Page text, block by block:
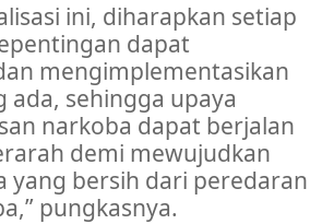
ini, diharapkan setiap
dapat
mengimplementasikan
ada, sehingga upaya
narkoba dapat berjalan
demi mewujudkan
yang bersih dari peredaran
pungkasnya.